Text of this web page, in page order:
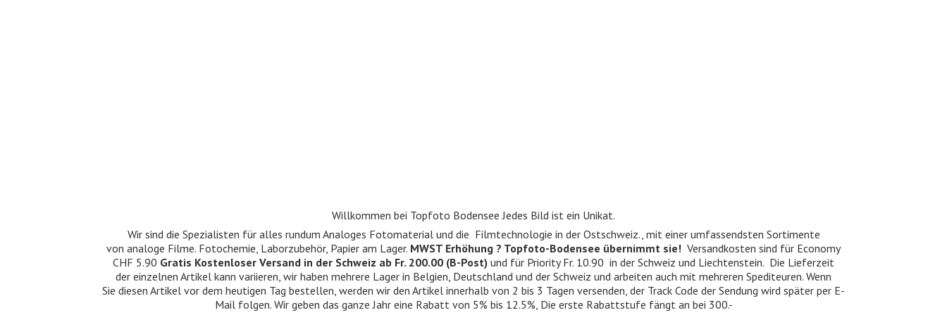
Willkommen bei Topfoto Bodensee Jedes Bild ist ein Unikat.
Wir sind die Spezialisten für alles rundum Analoges Fotomaterial und die Filmtechnologie in der Ostschweiz., mit einer umfassendsten Sortimente
von analoge Filme. Fotochemie, Laborzubehör, Papier am Lager. MWST Erhöhung ? Topfoto-Bodensee übernimmt sie! Versandkosten sind für Economy
CHF 5.90 Gratis Kostenloser Versand in der Schweiz ab Fr. 200.00 (B-Post) und für Priority Fr. 10.90 in der Schweiz und Liechtenstein. Die Lieferzeit
der einzelnen Artikel kann variieren, wir haben mehrere Lager in Belgien, Deutschland und der Schweiz und arbeiten auch mit mehreren Spediteuren. Wenn
Sie diesen Artikel vor dem heutigen Tag bestellen, werden wir den Artikel innerhalb von 2 bis 3 Tagen versenden, der Track Code der Sendung wird später per E-
Mail folgen. Wir geben das ganze Jahr eine Rabatt von 5% bis 12.5%, Die erste Rabattstufe fängt an bei 300.-